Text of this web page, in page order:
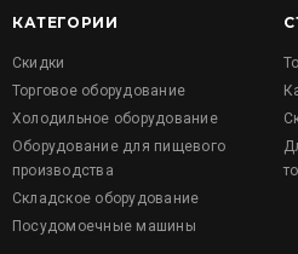
КАТЕГОРИИ
Скидки
Торговое оборудование
Холодильное оборудование
Оборудование для пищевого
производства
Складское оборудование
Посудомоечные машины